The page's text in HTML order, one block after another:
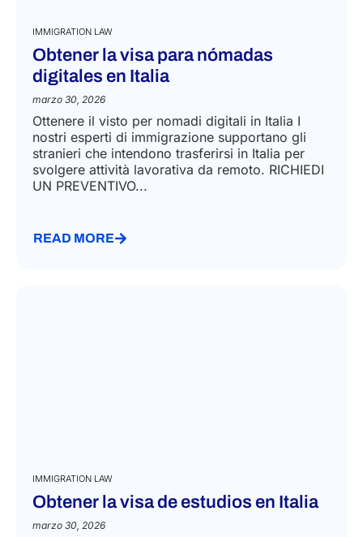
IMMIGRATION LAW
Obtener la visa para nómadas
digitales en Italia
marzo 30, 2026
Ottenere il visto per nomadi digitali in Italia​ I
nostri esperti di immigrazione supportano gli
stranieri che intendono trasferirsi in Italia per
svolgere attività lavorativa da remoto. RICHIEDI
UN PREVENTIVO...
READ MORE
IMMIGRATION LAW
Obtener la visa de estudios en Italia
marzo 30, 2026